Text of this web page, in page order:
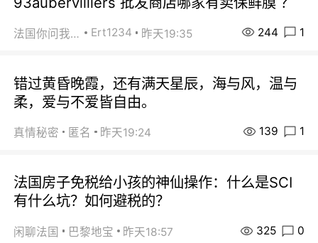
法国你问我答 Ert1234 昨天19:35 244 1
错过黄昏晚霞，还有满天星辰，海与风，温与
柔，爱与不爱皆自由。
真情秘密 匿名 昨天19:24 139 1
法国房子免税给小孩的神仙操作：什么是SCI
有什么坑？如何避税的？
闲聊法国 巴黎地宝 昨天18:57 325 0